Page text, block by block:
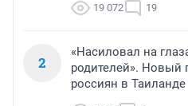
19 072 19
2
«Насиловал на
родителей». Новый
россиян в Таиланде